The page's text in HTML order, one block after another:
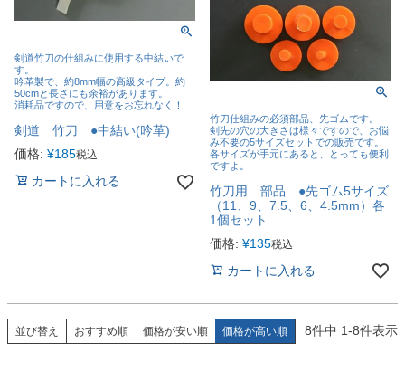
剣道竹刀の仕組みに使用する中結いで
す。
吟革製で、約8mm幅の高級タイプ。約
50cmと長さにも余裕があります。
消耗品ですので、用意をお忘れなく！
剣道 竹刀 ●中結い(吟革)
価格: ¥185税込
カートに入れる
竹刀仕組みの必須部品、先ゴムです。
剣先の穴の大きさは様々ですので、お悩
み不要の5サイズセットでの販売です。
各サイズが手元にあると、とっても便利
ですよ。
竹刀用 部品 ●先ゴム5サイズ
（11、9、7.5、6、4.5mm）各
1個セット
価格: ¥135税込
カートに入れる
並び替え おすすめ順 価格が安い順 価格が高い順 8件中 1-8件表示